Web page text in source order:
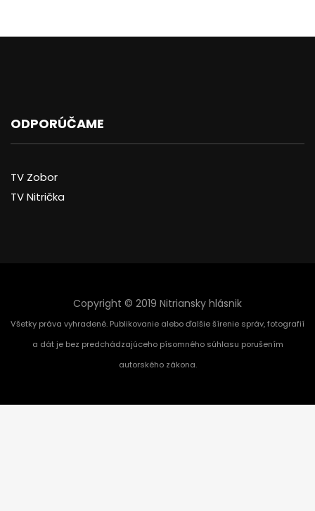
ODPORÚČAME
TV Zobor
TV Nitrička
Copyright © 2019 Nitriansky hlásnik
Všetky práva vyhradené. Publikovanie alebo ďalšie šírenie správ, fotografií
a dát je bez predchádzajúceho písomného súhlasu porušením
autorského zákona.